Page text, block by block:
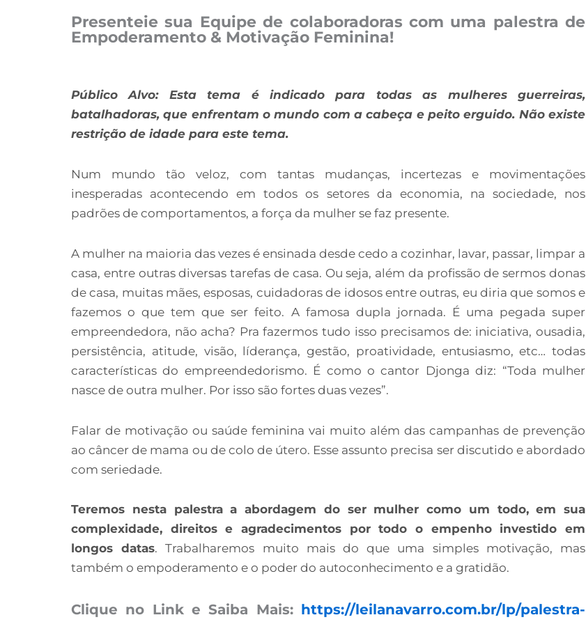
Presenteie sua Equipe de colaboradoras com uma palestra de
Empoderamento & Motivação Feminina!
Público Alvo: Esta tema é indicado para todas as mulheres guerreiras,
batalhadoras, que enfrentam o mundo com a cabeça e peito erguido. Não existe
restrição de idade para este tema.
Num mundo tão veloz, com tantas mudanças, incertezas e movimentações
inesperadas acontecendo em todos os setores da economia, na sociedade, nos
padrões de comportamentos, a força da mulher se faz presente.
A mulher na maioria das vezes é ensinada desde cedo a cozinhar, lavar, passar, limpar a
casa, entre outras diversas tarefas de casa. Ou seja, além da profissão de sermos donas
de casa, muitas mães, esposas, cuidadoras de idosos entre outras, eu diria que somos e
fazemos o que tem que ser feito. A famosa dupla jornada. É uma pegada super
empreendedora, não acha? Pra fazermos tudo isso precisamos de: iniciativa, ousadia,
persistência, atitude, visão, líderança, gestão, proatividade, entusiasmo, etc… todas
características do empreendedorismo. É como o cantor Djonga diz: “Toda mulher
nasce de outra mulher. Por isso são fortes duas vezes”.
Falar de motivação ou saúde feminina vai muito além das campanhas de prevenção
ao câncer de mama ou de colo de útero. Esse assunto precisa ser discutido e abordado
com seriedade.
Teremos nesta palestra a abordagem do ser mulher como um todo, em sua
complexidade, direitos e agradecimentos por todo o empenho investido em
longos datas. Trabalharemos muito mais do que uma simples motivação, mas
também o empoderamento e o poder do autoconhecimento e a gratidão.
Clique no Link e Saiba Mais: https://leilanavarro.com.br/lp/palestra-